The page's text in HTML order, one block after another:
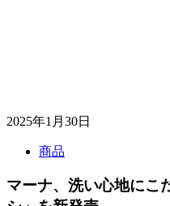
2025年1月30日
商品
マーナ、洗い心地にこ